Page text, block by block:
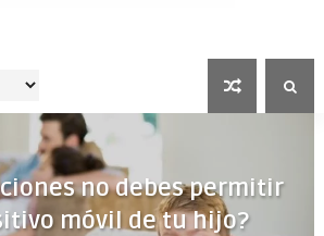
no debes permitir
móvil de tu hijo?